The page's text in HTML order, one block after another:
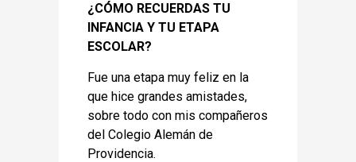
¿CÓMO RECUERDAS TU
INFANCIA Y TU ETAPA
ESCOLAR?
Fue una etapa muy feliz en la
que hice grandes amistades,
sobre todo con mis compañeros
del Colegio Alemán de
Providencia.